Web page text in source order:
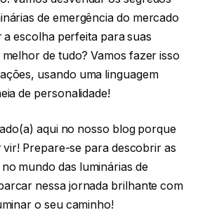
de emergência do mercado
a escolha perfeita para suas
melhor de tudo? Vamos fazer isso
usando uma linguagem
de personalidade!
aqui no nosso blog porque
vir! Prepare-se para descobrir as
mundo das luminárias de
nessa jornada brilhante com
o seu caminho!